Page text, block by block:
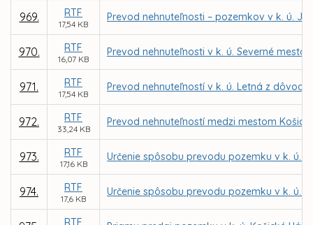
969. RTF
17,54 KB
Prevod nehnuteľnosti – pozemkov v k. ú.
970. RTF
16,07 KB
Prevod nehnuteľnosti v k. ú. Severné mesto
971. RTF
17,54 KB
Prevod nehnuteľností v k. ú. Letná z dôvodu
972. RTF
33,24 KB
Prevod nehnuteľností medzi mestom
973. RTF
17,16 KB
Určenie spôsobu prevodu pozemku v k. ú.
974. RTF
17,6 KB
Určenie spôsobu prevodu pozemku v k. ú.